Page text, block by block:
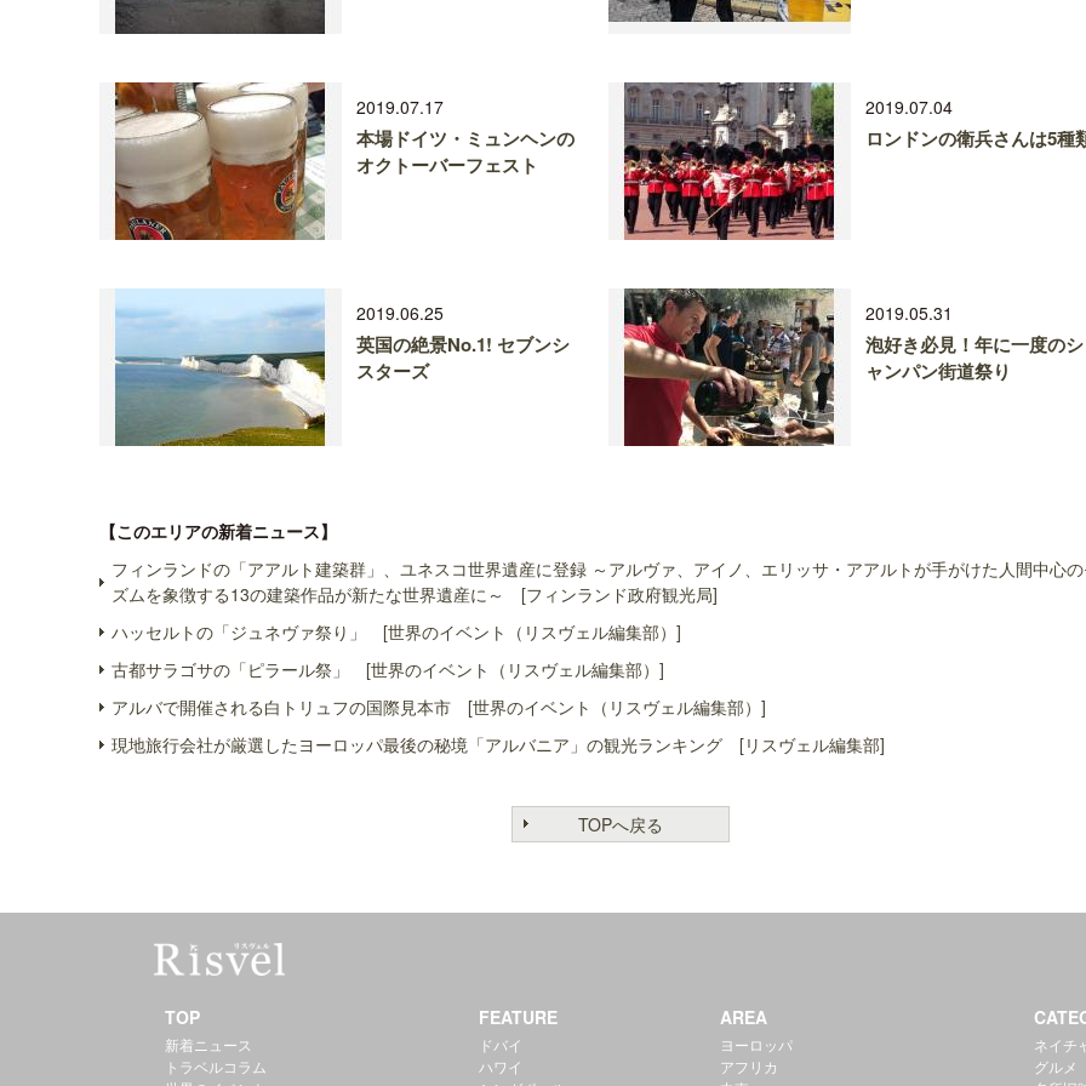
2019.07.17
本場ドイツ・ミュンヘンの
オクトーバーフェスト
2019.07.04
ロンドンの衛兵さんは5種
2019.06.25
英国の絶景No.1! セブンシ
スターズ
2019.05.31
泡好き必見！年に一度のシ
ャンパン街道祭り
【このエリアの新着ニュース】
フィンランドの「アアルト建築群」、ユネスコ世界遺産に登録 ～アルヴァ、アイノ、エリッサ・アアルトが手がけた人間中心
ズムを象徴する13の建築作品が新たな世界遺産に～ [フィンランド政府観光局]
ハッセルトの「ジュネヴァ祭り」 [世界のイベント（リスヴェル編集部）]
古都サラゴサの「ピラール祭」 [世界のイベント（リスヴェル編集部）]
アルバで開催される白トリュフの国際見本市 [世界のイベント（リスヴェル編集部）]
現地旅行会社が厳選したヨーロッパ最後の秘境「アルバニア」の観光ランキング [リスヴェル編集部]
TOPへ戻る
TOP
新着ニュース
トラベルコラム
FEATURE
ドバイ
ハワイ
AREA
ヨーロッパ
アフリカ
ネイチ
グルメ